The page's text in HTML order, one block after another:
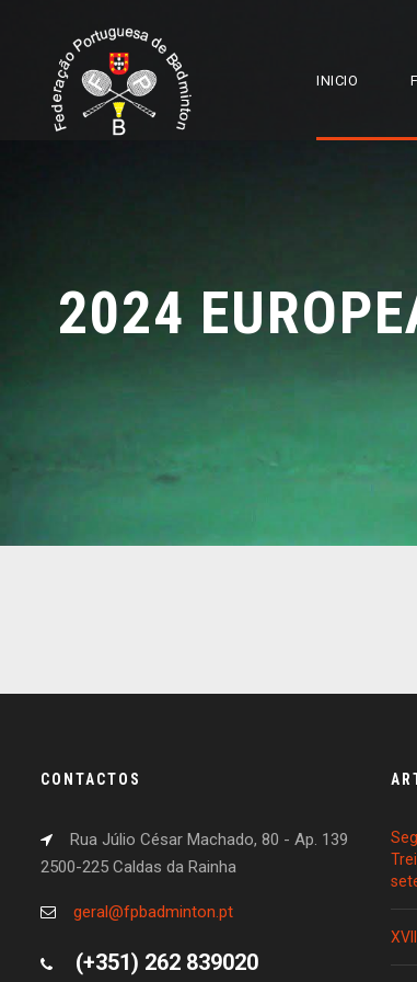
INICIO
2024
CONTACTOS
Rua Júlio César Machado, 80 - Ap. 139
2500-225 Caldas da Rainha
geral@fpbadminton.pt
(+351) 262 839020